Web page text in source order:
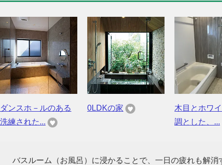
ダンスホ－ルのある
洗練された...
0LDKの家
木目とホワ
調とした、...
バスルーム（お風呂）に浸かることで、一日の疲れも解